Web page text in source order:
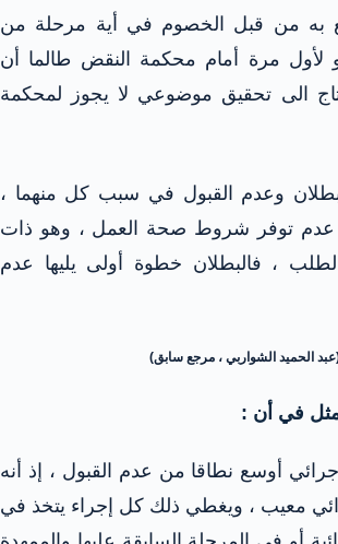
به من قبل الخصوم في أية مرحلة من
لأول مرة أمام محكمة النقض طالما أن
الى تحقيق موضوعي لا يجوز لمحكمة
وعدم القبول في سبب كل منهما ،
عدم توفر شروط صحة العمل ، وهو ذات
، فالبطلان خطوة أولى يليها عدم
الحميد الشواربي ، مرجع سابق)
في أن :
أوسع نطاقا من عدم القبول ، إذ أنه
معيب ، ويغطي ذلك كل إجراء يتخذ في